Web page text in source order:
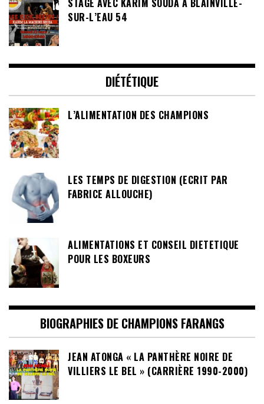
STAGE AVEC KARIM SOUDA À BLAINVILLE-
SUR-L’EAU 54
DIÉTÉTIQUE
L’ALIMENTATION DES CHAMPIONS
LES TEMPS DE DIGESTION (ECRIT PAR
FABRICE ALLOUCHE)
ALIMENTATIONS ET CONSEIL DIETETIQUE
POUR LES BOXEURS
BIOGRAPHIES DE CHAMPIONS FARANGS
JEAN ATONGA « LA PANTHÈRE NOIRE DE
VILLIERS LE BEL » (CARRIÈRE 1990-2000)